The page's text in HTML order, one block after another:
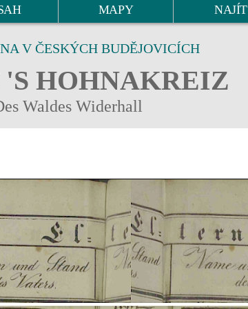
MAPY NAJÍT
V ČESKÝCH BUDĚJOVICÍCH
HOHNAKREIZ
Waldes Widerhall